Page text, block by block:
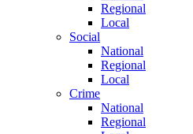
Regional
Local
Social
National
Regional
Local
Crime
National
Regional